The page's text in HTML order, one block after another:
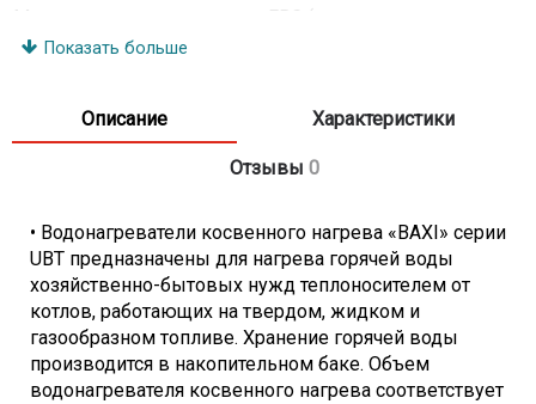
Максимальная температура ГВС (град
C):
Мощность Теплообмена (кВт):
33,6
Расход ГВС при греющем контуре 90° C:578 л/ч
Показать больше
Описание Характеристики
Отзывы 0
• Водонагреватели косвенного нагрева «BAXI» серии
UBT предназначены для нагрева горячей воды
хозяйственно-бытовых нужд теплоносителем от
котлов, работающих на твердом, жидком и
газообразном топливе. Хранение горячей воды
производится в накопительном баке. Объем
водонагревателя косвенного нагрева соответствует